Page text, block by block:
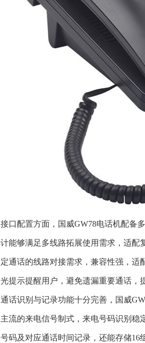
接口配置方面，国威GW78电话机配备
计能够满足多线路拓展使用需求，适配
定通话的线路对接需求，兼容性强，适
光提示提醒用户，避免遗漏重要通话，
通话识别与记录功能十分完善，国威
主流的来电信号制式，来电号码识别稳
号码及对应通话时间记录，还能存储16